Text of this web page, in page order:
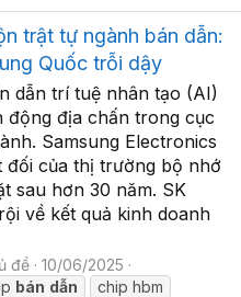
trật tự ngành bán dẫn:
Quốc trỗi dậy
dẫn trí tuệ nhân tạo (AI)
động địa chấn trong cục
Samsung Electronics
của thị trường bộ nhớ
sau hơn 30 năm. SK
về kết quả kinh doanh
đề
10/06/2025
bán dẫn
chip hbm